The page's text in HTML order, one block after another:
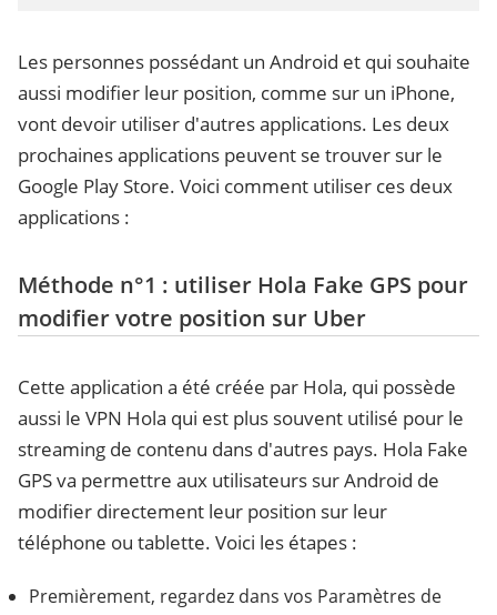
Les personnes possédant un Android et qui souhaite
aussi modifier leur position, comme sur un iPhone,
vont devoir utiliser d'autres applications. Les deux
prochaines applications peuvent se trouver sur le
Google Play Store. Voici comment utiliser ces deux
applications :
Méthode n°1 : utiliser Hola Fake GPS pour
modifier votre position sur Uber
Cette application a été créée par Hola, qui possède
aussi le VPN Hola qui est plus souvent utilisé pour le
streaming de contenu dans d'autres pays. Hola Fake
GPS va permettre aux utilisateurs sur Android de
modifier directement leur position sur leur
téléphone ou tablette. Voici les étapes :
Premièrement, regardez dans vos Paramètres de